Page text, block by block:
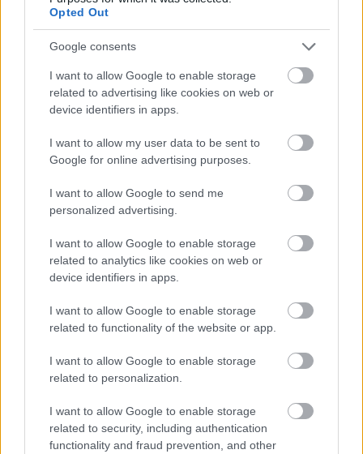
Opted Out
Google consents
I want to allow Google to enable storage
related to advertising like cookies on web or
device identifiers in apps.
I want to allow my user data to be sent to
Google for online advertising purposes.
I want to allow Google to send me
personalized advertising.
I want to allow Google to enable storage
related to analytics like cookies on web or
device identifiers in apps.
I want to allow Google to enable storage
related to functionality of the website or app.
I want to allow Google to enable storage
related to personalization.
I want to allow Google to enable storage
related to security, including authentication
functionality and fraud prevention, and other
Δείτε μαγευτικά πλάνα από τα
Πετράλωνα Αγράφων